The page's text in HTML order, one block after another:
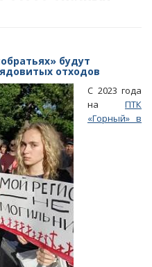
будут
отходов
С 2023 года
на ПТК
«Горный» в